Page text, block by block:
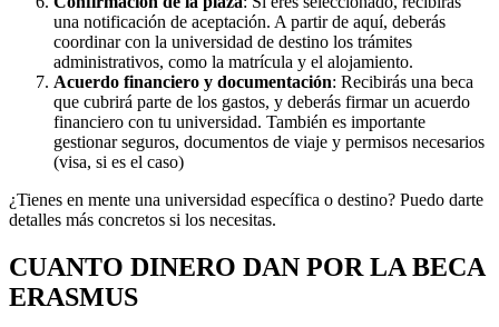
una notificación de aceptación. A partir de aquí, deberás
coordinar con la universidad de destino los trámites
administrativos, como la matrícula y el alojamiento.
Acuerdo financiero y documentación: Recibirás una beca
que cubrirá parte de los gastos, y deberás firmar un acuerdo
financiero con tu universidad. También es importante
gestionar seguros, documentos de viaje y permisos necesarios
(visa, si es el caso)
¿Tienes en mente una universidad específica o destino? Puedo darte
detalles más concretos si los necesitas.
CUANTO DINERO DAN POR LA BECA
ERASMUS